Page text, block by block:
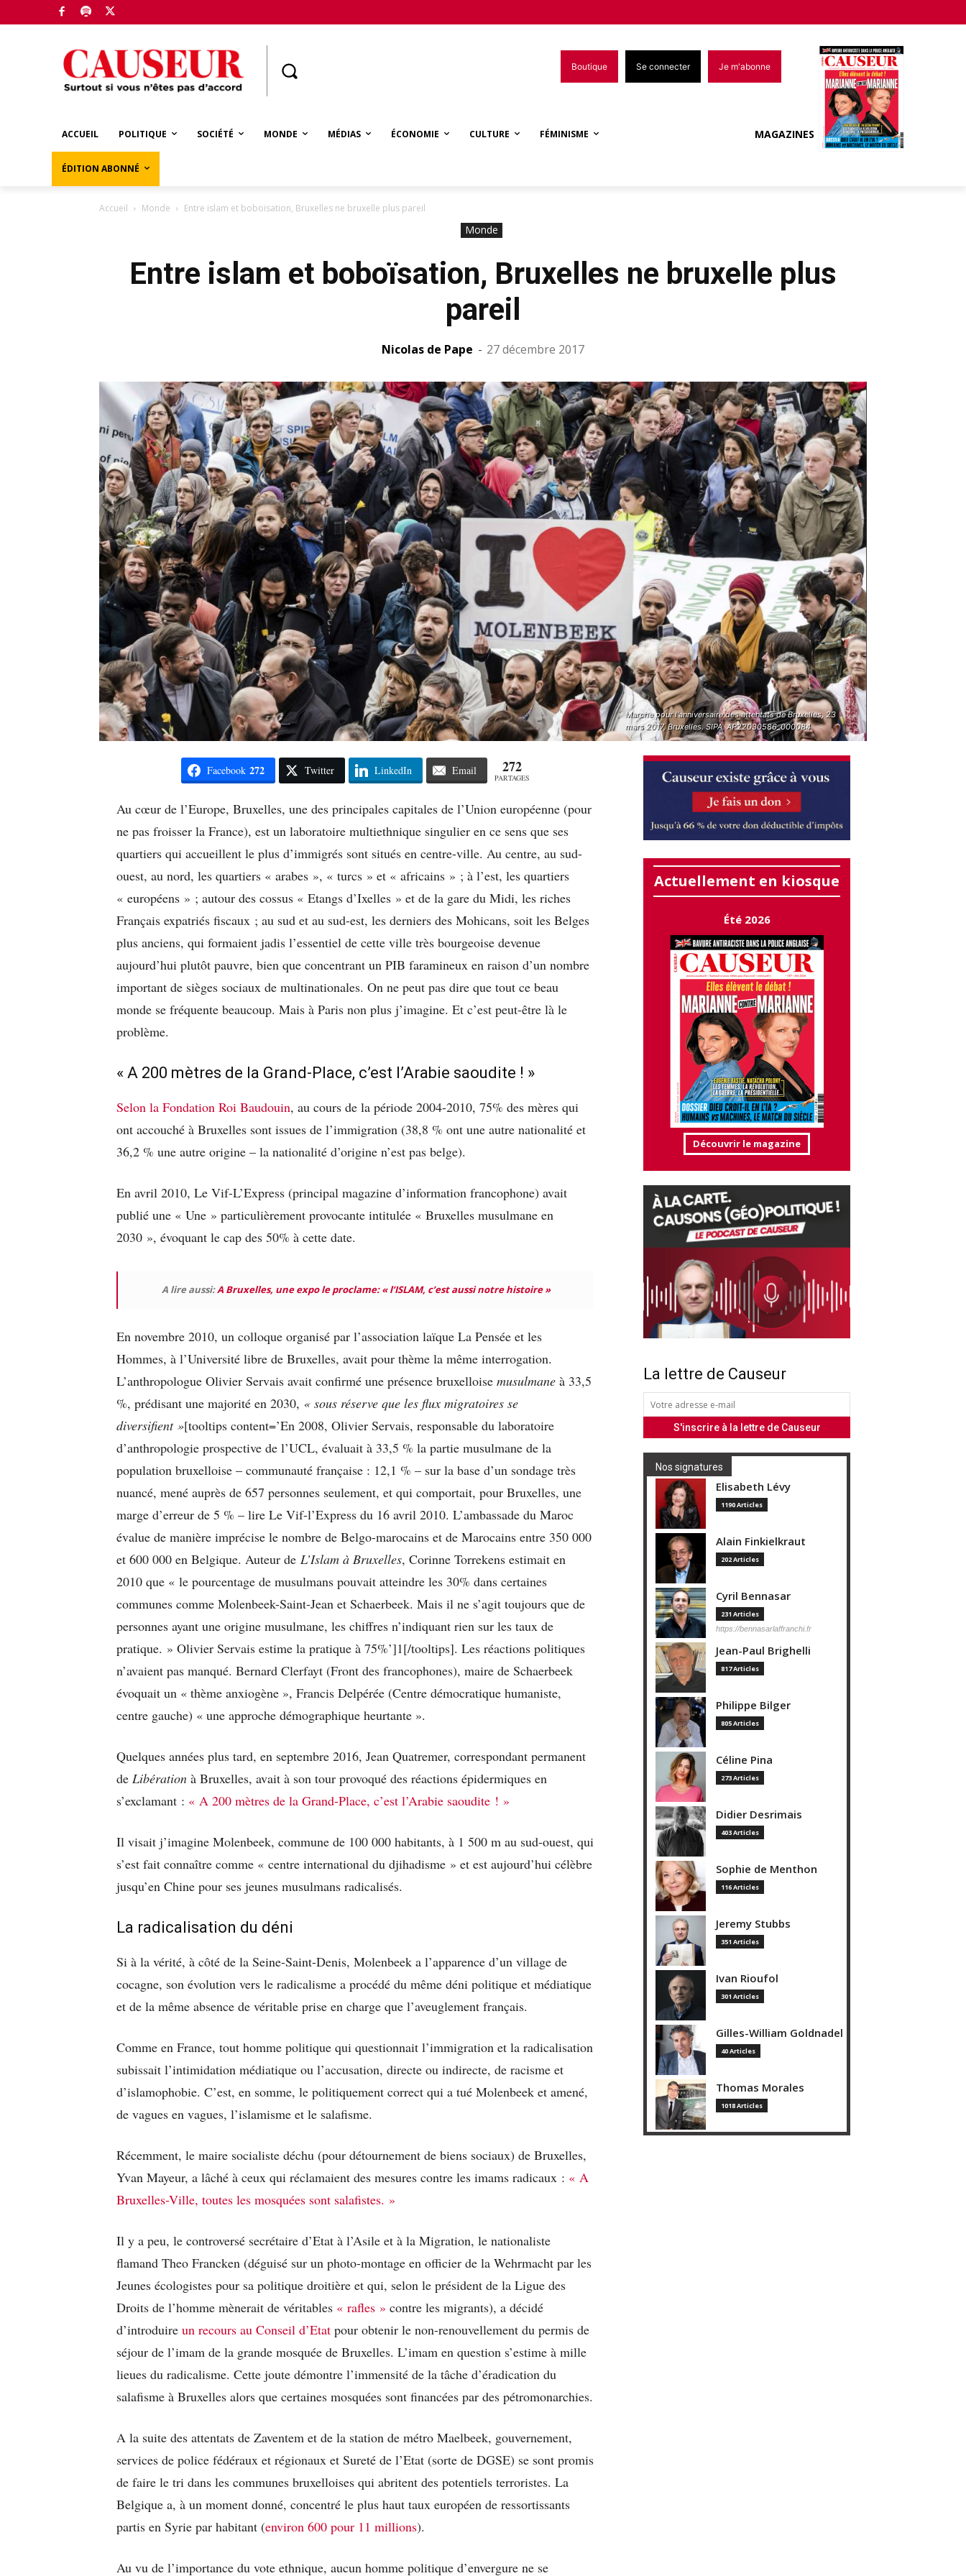
Boutique Se connecter Je m'abonne
ACCUEIL POLITIQUE SOCIÉTÉ MONDE MÉDIAS ÉCONOMIE CULTURE FÉMINISME
ÉDITION ABONNÉ
MAGAZINES
Accueil Monde Entre islam et boboïsation, Bruxelles ne bruxelle plus pareil
Monde
Entre islam et boboïsation, Bruxelles ne bruxelle plus
pareil
Nicolas de Pape - 27 décembre 2017
Marche pour l'anniversaire des attentats de Bruxelles, 23
mars 2017, Bruxelles. SIPA. AP22030586_000084
Facebook 272 Twitter LinkedIn Email 272
PARTAGES
Au cœur de l’Europe, Bruxelles, une des principales capitales de l’Union européenne (pour
ne pas froisser la France), est un laboratoire multiethnique singulier en ce sens que ses
quartiers qui accueillent le plus d’immigrés sont situés en centre-ville. Au centre, au sud-
ouest, au nord, les quartiers « arabes », « turcs » et « africains » ; à l’est, les quartiers
« européens » ; autour des cossus « Etangs d’Ixelles » et de la gare du Midi, les riches
Français expatriés fiscaux ; au sud et au sud-est, les derniers des Mohicans, soit les Belges
plus anciens, qui formaient jadis l’essentiel de cette ville très bourgeoise devenue
aujourd’hui plutôt pauvre, bien que concentrant un PIB faramineux en raison d’un nombre
important de sièges sociaux de multinationales. On ne peut pas dire que tout ce beau
monde se fréquente beaucoup. Mais à Paris non plus j’imagine. Et c’est peut-être là le
problème.
« A 200 mètres de la Grand-Place, c’est l’Arabie saoudite ! »
Selon la Fondation Roi Baudouin, au cours de la période 2004-2010, 75% des mères qui
ont accouché à Bruxelles sont issues de l’immigration (38,8 % ont une autre nationalité et
36,2 % une autre origine – la nationalité d’origine n’est pas belge).
En avril 2010, Le Vif-L’Express (principal magazine d’information francophone) avait
publié une « Une » particulièrement provocante intitulée « Bruxelles musulmane en
2030 », évoquant le cap des 50% à cette date.
A lire aussi:A Bruxelles, une expo le proclame: « l’ISLAM, c’est aussi notre histoire »
En novembre 2010, un colloque organisé par l’association laïque La Pensée et les
Hommes, à l’Université libre de Bruxelles, avait pour thème la même interrogation.
L’anthropologue Olivier Servais avait confirmé une présence bruxelloise musulmane à 33,5
%, prédisant une majorité en 2030, « sous réserve que les flux migratoires se
diversifient »[tooltips content=’En 2008, Olivier Servais, responsable du laboratoire
d’anthropologie prospective de l’UCL, évaluait à 33,5 % la partie musulmane de la
population bruxelloise – communauté française : 12,1 % – sur la base d’un sondage très
nuancé, mené auprès de 657 personnes seulement, et qui comportait, pour Bruxelles, une
marge d’erreur de 5 % – lire Le Vif-l’Express du 16 avril 2010. L’ambassade du Maroc
évalue de manière imprécise le nombre de Belgo-marocains et de Marocains entre 350 000
et 600 000 en Belgique. Auteur de L’Islam à Bruxelles, Corinne Torrekens estimait en
2010 que « le pourcentage de musulmans pouvait atteindre les 30% dans certaines
communes comme Molenbeek-Saint-Jean et Schaerbeek. Mais il ne s’agit toujours que de
personnes ayant une origine musulmane, les chiffres n’indiquant rien sur les taux de
pratique. » Olivier Servais estime la pratique à 75%’]1[/tooltips]. Les réactions politiques
n’avaient pas manqué. Bernard Clerfayt (Front des francophones), maire de Schaerbeek
évoquait un « thème anxiogène », Francis Delpérée (Centre démocratique humaniste,
centre gauche) « une approche démographique heurtante ».
Quelques années plus tard, en septembre 2016, Jean Quatremer, correspondant permanent
de Libération à Bruxelles, avait à son tour provoqué des réactions épidermiques en
s’exclamant : « A 200 mètres de la Grand-Place, c’est l’Arabie saoudite ! »
Il visait j’imagine Molenbeek, commune de 100 000 habitants, à 1 500 m au sud-ouest, qui
s’est fait connaître comme « centre international du djihadisme » et est aujourd’hui célèbre
jusqu’en Chine pour ses jeunes musulmans radicalisés.
La radicalisation du déni
Si à la vérité, à côté de la Seine-Saint-Denis, Molenbeek a l’apparence d’un village de
cocagne, son évolution vers le radicalisme a procédé du même déni politique et médiatique
et de la même absence de véritable prise en charge que l’aveuglement français.
Comme en France, tout homme politique qui questionnait l’immigration et la radicalisation
subissait l’intimidation médiatique ou l’accusation, directe ou indirecte, de racisme et
d’islamophobie. C’est, en somme, le politiquement correct qui a tué Molenbeek et amené,
de vagues en vagues, l’islamisme et le salafisme.
Récemment, le maire socialiste déchu (pour détournement de biens sociaux) de Bruxelles,
Yvan Mayeur, a lâché à ceux qui réclamaient des mesures contre les imams radicaux : « A
Bruxelles-Ville, toutes les mosquées sont salafistes. »
Il y a peu, le controversé secrétaire d’Etat à l’Asile et à la Migration, le nationaliste
flamand Theo Francken (déguisé sur un photo-montage en officier de la Wehrmacht par les
Jeunes écologistes pour sa politique droitière et qui, selon le président de la Ligue des
Droits de l’homme mènerait de véritables « rafles » contre les migrants), a décidé
d’introduire un recours au Conseil d’Etat pour obtenir le non-renouvellement du permis de
séjour de l’imam de la grande mosquée de Bruxelles. L’imam en question s’estime à mille
lieues du radicalisme. Cette joute démontre l’immensité de la tâche d’éradication du
salafisme à Bruxelles alors que certaines mosquées sont financées par des pétromonarchies.
A la suite des attentats de Zaventem et de la station de métro Maelbeek, gouvernement,
services de police fédéraux et régionaux et Sureté de l’Etat (sorte de DGSE) se sont promis
de faire le tri dans les communes bruxelloises qui abritent des potentiels terroristes. La
Belgique a, à un moment donné, concentré le plus haut taux européen de ressortissants
partis en Syrie par habitant (environ 600 pour 11 millions).
Au vu de l’importance du vote ethnique, aucun homme politique d’envergure ne se
Actuellement en kiosque
Été 2026
Découvrir le magazine
La lettre de Causeur
Nos signatures
Elisabeth Lévy
1190 Articles
Alain Finkielkraut
202 Articles
Cyril Bennasar
231 Articles
https://bennasarlaffranchi.fr
Jean-Paul Brighelli
817 Articles
Philippe Bilger
805 Articles
Céline Pina
273 Articles
Didier Desrimais
403 Articles
Sophie de Menthon
116 Articles
Jeremy Stubbs
351 Articles
Ivan Rioufol
301 Articles
Gilles-William Goldnadel
40 Articles
Thomas Morales
1018 Articles